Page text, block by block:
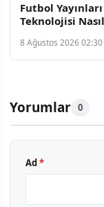
Futbol
Teknolojisi
8 Ağustos 2026 02:30
Yorumlar 0
Ad*